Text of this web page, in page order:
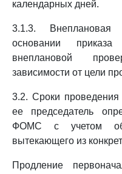
календарных дней.
3.1.3. Внеплановая
основании
внеплановой
зависимости от цели
3.2. Сроки проведения
ее председатель
ФОМС с учетом
вытекающего из
Продление